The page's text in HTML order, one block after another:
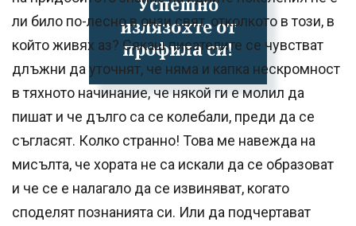
излязохте от
профила си!
ли било по-лесно в онзи свят, отколкото в този, в
който живях аз? Сякаш писателите се чувстват
длъжни да уточнят, че няма и капка нескромност
в тяхното начинание, че някой ги е молил да
пишат и че дълго са се колебали, преди да се
съгласят. Колко странно! Това ме навежда на
мисълта, че хората не са искали да се образоват
и че се е налагало да се извиняват, когато
споделят познанията си. Или да подчертават